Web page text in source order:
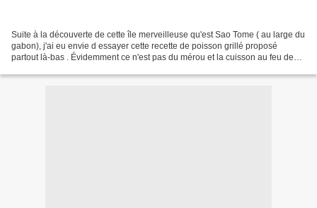
Suite à la découverte de cette île merveilleuse qu'est Sao Tome ( au large du
gabon), j'ai eu envie d essayer cette recette de poisson grillé proposé
partout là-bas . Évidemment ce n'est pas du mérou et la cuisson au feu de